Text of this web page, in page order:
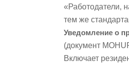
«Работодатели,
тем же
Уведомление о
(документ
Включает